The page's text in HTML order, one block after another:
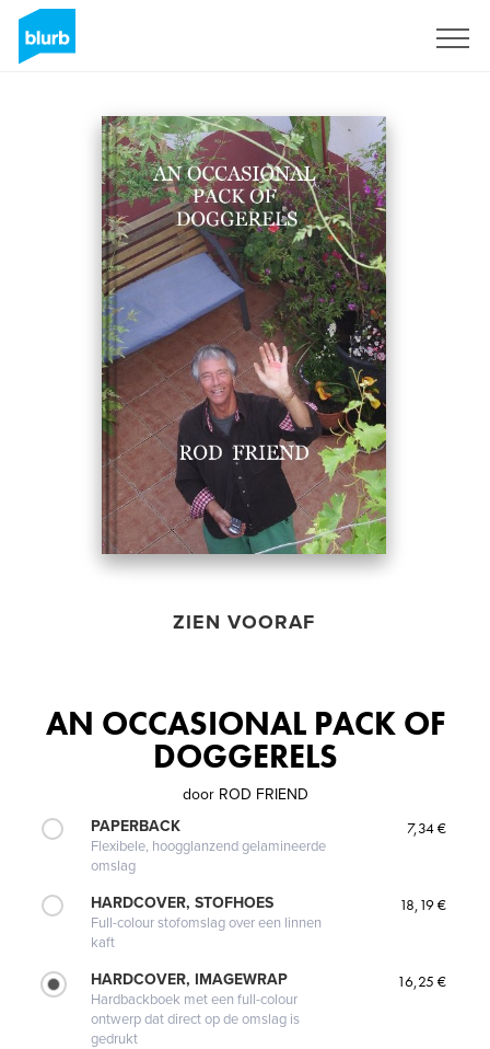
ZIEN VOORAF
AN OCCASIONAL PACK OF
DOGGERELS
door ROD FRIEND
PAPERBACK
Flexibele, hoogglanzend gelamineerde
omslag
7,34 €
HARDCOVER, STOFHOES
Full-colour stofomslag over een linnen
kaft
18,19 €
HARDCOVER, IMAGEWRAP
Hardbackboek met een full-colour
ontwerp dat direct op de omslag is
gedrukt
16,25 €